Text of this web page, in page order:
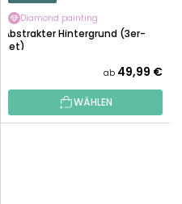
Diamond painting
Abstrakter Hintergrund (3er-
Set)
ab 49,99 €
WÄHLEN